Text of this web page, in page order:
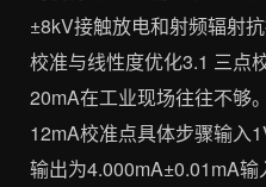
±8kV接触放电和射频辐射
校准与线性度优化3.1 三点
20mA在工业现场往往不够
12mA校准点具体步骤输入
输出为4.000mA±0.01mA